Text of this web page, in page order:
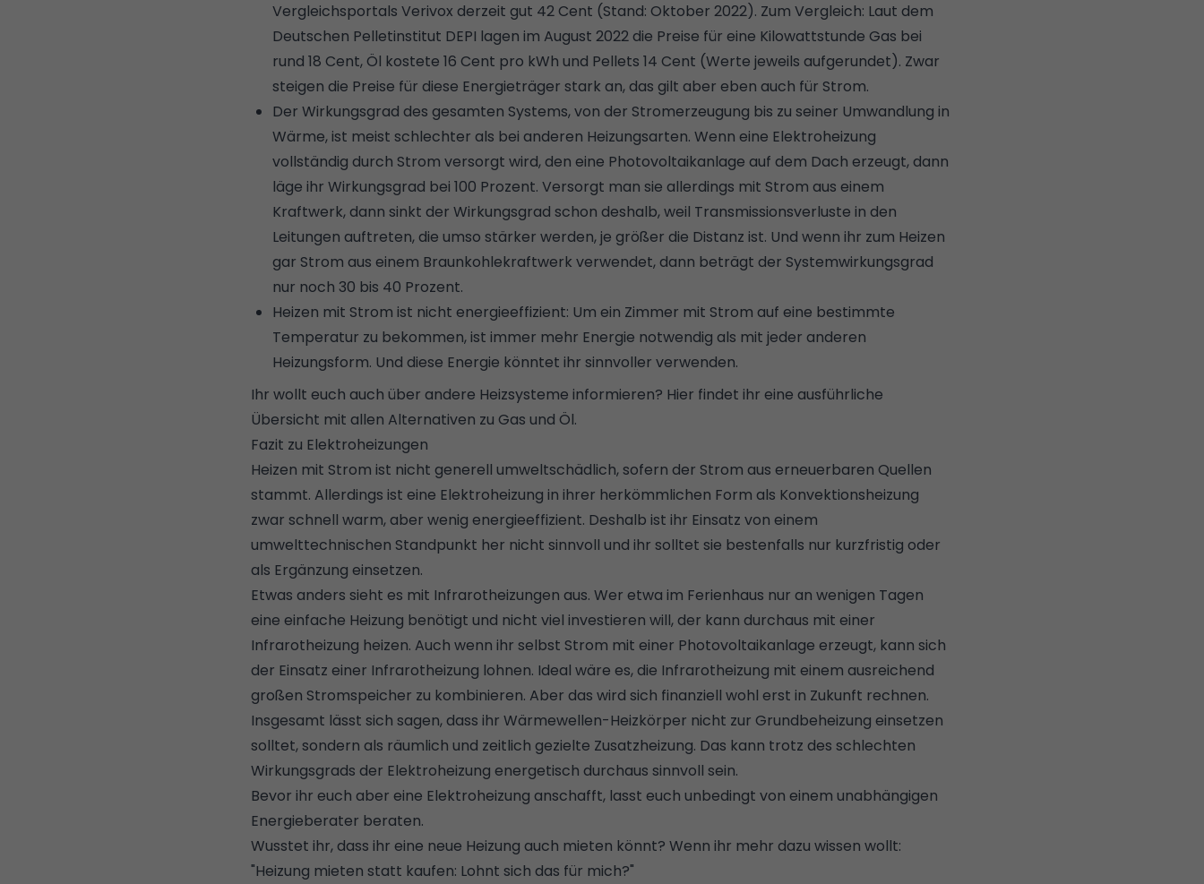
Vergleichsportals Verivox derzeit gut 42 Cent (Stand: Oktober 2022). Zum Vergleich: Laut dem
Deutschen Pelletinstitut DEPI lagen im August 2022 die Preise für eine Kilowattstunde Gas bei
rund 18 Cent, Öl kostete 16 Cent pro kWh und Pellets 14 Cent (Werte jeweils aufgerundet). Zwar
steigen die Preise für diese Energieträger stark an, das gilt aber eben auch für Strom.
Der Wirkungsgrad des gesamten Systems, von der Stromerzeugung bis zu seiner Umwandlung in
Wärme, ist meist schlechter als bei anderen Heizungsarten. Wenn eine Elektroheizung
vollständig durch Strom versorgt wird, den eine Photovoltaikanlage auf dem Dach erzeugt, dann
läge ihr Wirkungsgrad bei 100 Prozent. Versorgt man sie allerdings mit Strom aus einem
Kraftwerk, dann sinkt der Wirkungsgrad schon deshalb, weil Transmissionsverluste in den
Leitungen auftreten, die umso stärker werden, je größer die Distanz ist. Und wenn ihr zum Heizen
gar Strom aus einem Braunkohlekraftwerk verwendet, dann beträgt der Systemwirkungsgrad
nur noch 30 bis 40 Prozent.
Heizen mit Strom ist nicht energieeffizient: Um ein Zimmer mit Strom auf eine bestimmte
Temperatur zu bekommen, ist immer mehr Energie notwendig als mit jeder anderen
Heizungsform. Und diese Energie könntet ihr sinnvoller verwenden.
Ihr wollt euch auch über andere Heizsysteme informieren? Hier findet ihr eine ausführliche
Übersicht mit allen Alternativen zu Gas und Öl.
Fazit zu Elektroheizungen
Heizen mit Strom ist nicht generell umweltschädlich, sofern der Strom aus erneuerbaren Quellen
stammt. Allerdings ist eine Elektroheizung in ihrer herkömmlichen Form als Konvektionsheizung
zwar schnell warm, aber wenig energieeffizient. Deshalb ist ihr Einsatz von einem
umwelttechnischen Standpunkt her nicht sinnvoll und ihr solltet sie bestenfalls nur kurzfristig oder
als Ergänzung einsetzen.
Etwas anders sieht es mit Infrarotheizungen aus. Wer etwa im Ferienhaus nur an wenigen Tagen
eine einfache Heizung benötigt und nicht viel investieren will, der kann durchaus mit einer
Infrarotheizung heizen. Auch wenn ihr selbst Strom mit einer Photovoltaikanlage erzeugt, kann sich
der Einsatz einer Infrarotheizung lohnen. Ideal wäre es, die Infrarotheizung mit einem ausreichend
großen Stromspeicher zu kombinieren. Aber das wird sich finanziell wohl erst in Zukunft rechnen.
Insgesamt lässt sich sagen, dass ihr Wärmewellen-Heizkörper nicht zur Grundbeheizung einsetzen
solltet, sondern als räumlich und zeitlich gezielte Zusatzheizung. Das kann trotz des schlechten
Wirkungsgrads der Elektroheizung energetisch durchaus sinnvoll sein.
Bevor ihr euch aber eine Elektroheizung anschafft, lasst euch unbedingt von einem unabhängigen
Energieberater beraten.
Wusstet ihr, dass ihr eine neue Heizung auch mieten könnt? Wenn ihr mehr dazu wissen wollt:
"Heizung mieten statt kaufen: Lohnt sich das für mich?"